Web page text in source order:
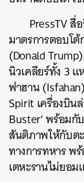
PressTV สื่
มาตรการตอบโ
(Donald
นิวเคลียร์ทั้ง 3
ฟาฮาน
Spirit เครื่องบิน
Buster’ พร้อมกั
สันติภาพให้กับต
ทางการทหาร พ
เตหะรานไม่ยอ